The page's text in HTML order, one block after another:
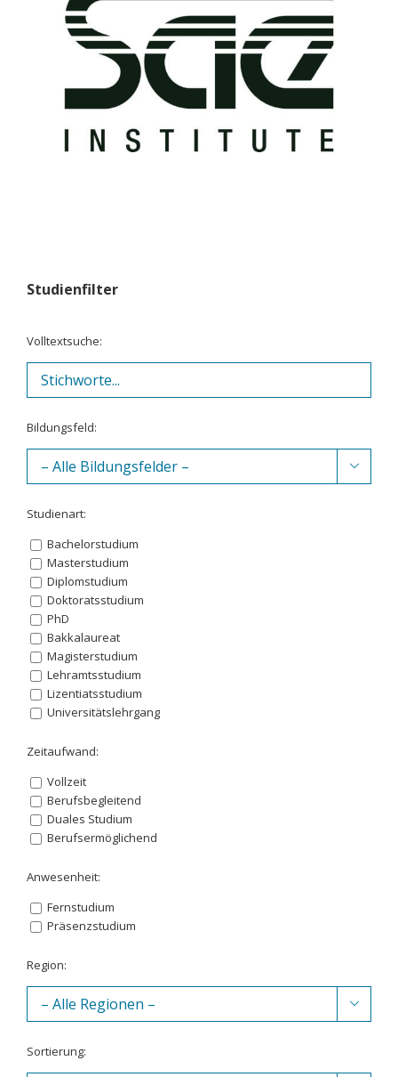
Studienfilter
Volltextsuche:
Bildungsfeld:

Studienart:
Bachelorstudium
Masterstudium
Diplomstudium
Doktoratsstudium
PhD
Bakkalaureat
Magisterstudium
Lehramtsstudium
Lizentiatsstudium
Universitätslehrgang
Zeitaufwand:
Vollzeit
Berufsbegleitend
Duales Studium
Berufsermöglichend
Anwesenheit:
Fernstudium
Präsenzstudium
Region:

Sortierung: